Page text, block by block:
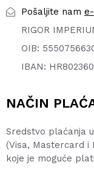
Pošaljite nam
RIGOR
OIB:
IBAN:
NAČIN
Sredstvo plaćanja
(Visa, Mastercard i
koje je moguće